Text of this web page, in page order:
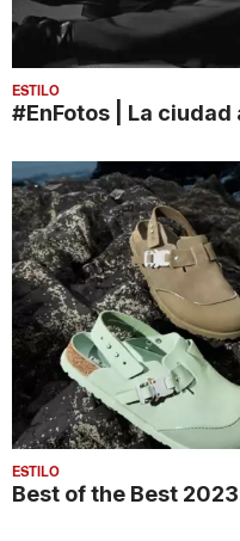
ESTILO
#EnFotos | La ciudad
ESTILO
Best of the Best